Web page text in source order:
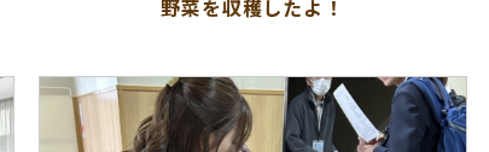
野菜を収穫したよ！